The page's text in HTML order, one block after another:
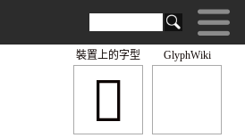
GlyphWiki
𩊂
裝置上的字型